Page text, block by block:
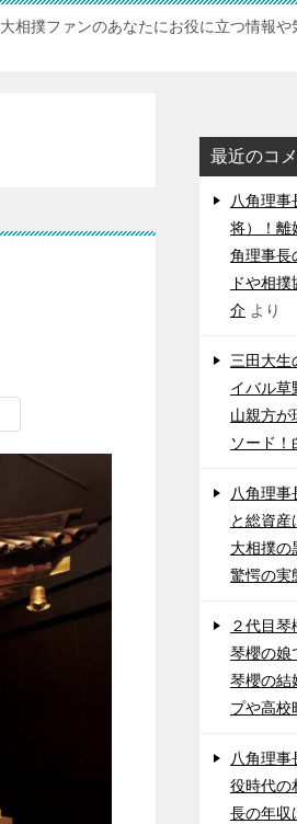
大相撲ファンのあなたにお役に立つ情報や
最近のコ
八角理
将）！離
角理事長
ドや相
介 より
三田大生
イバル草
山親方が
ソード！
八角理
と総資産
大相撲の
驚愕の実
２代目
琴櫻の娘
琴櫻の結
プや高校
八角理事
役時代の
長の年収